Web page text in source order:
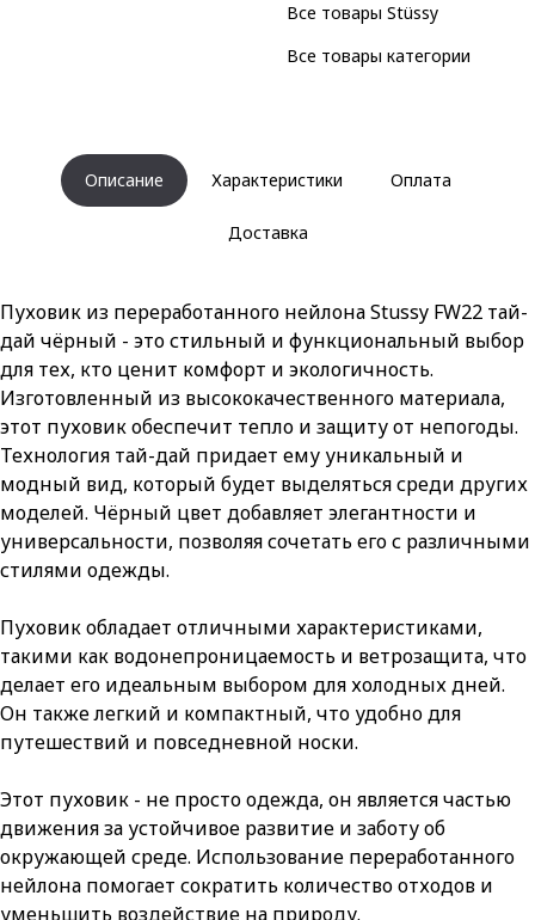
Все товары Stüssy
Все товары категории
Описание Характеристики Оплата
Доставка
Пуховик из переработанного нейлона Stussy FW22 тай-
дай чёрный - это стильный и функциональный выбор
для тех, кто ценит комфорт и экологичность.
Изготовленный из высококачественного материала,
этот пуховик обеспечит тепло и защиту от непогоды.
Технология тай-дай придает ему уникальный и
модный вид, который будет выделяться среди других
моделей. Чёрный цвет добавляет элегантности и
универсальности, позволяя сочетать его с различными
стилями одежды.
Пуховик обладает отличными характеристиками,
такими как водонепроницаемость и ветрозащита, что
делает его идеальным выбором для холодных дней.
Он также легкий и компактный, что удобно для
путешествий и повседневной носки.
Этот пуховик - не просто одежда, он является частью
движения за устойчивое развитие и заботу об
окружающей среде. Использование переработанного
нейлона помогает сократить количество отходов и
уменьшить воздействие на природу.